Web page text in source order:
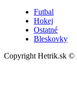
Futbal
Hokej
Ostatné
Bleskovky
Copyright Hetrik.sk ©